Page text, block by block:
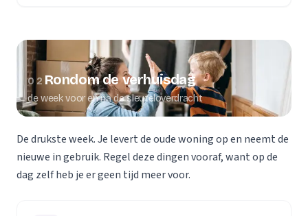
02 Rondom de verhuisdag
de week voor en na de sleuteloverdracht
De drukste week. Je levert de oude woning op en neemt de
nieuwe in gebruik. Regel deze dingen vooraf, want op de
dag zelf heb je er geen tijd meer voor.